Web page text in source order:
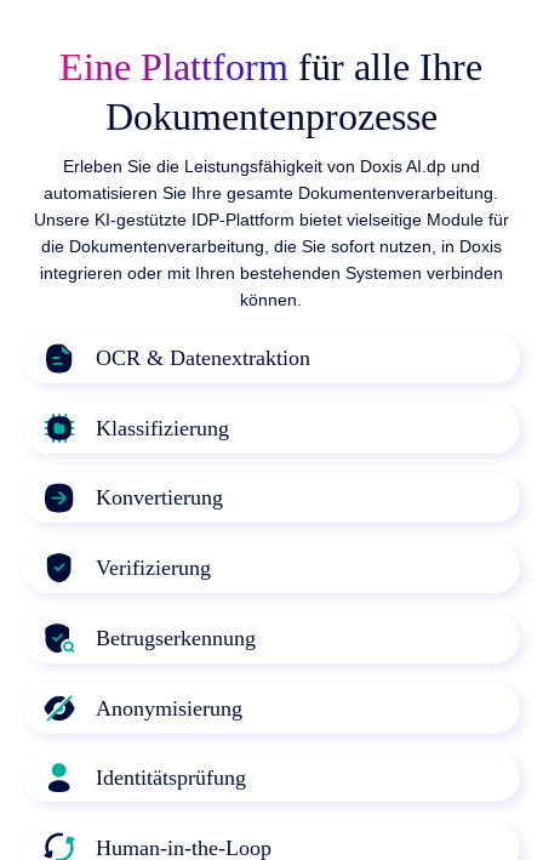
Eine Plattform für alle Ihre
Dokumentenprozesse
Erleben Sie die Leistungsfähigkeit von Doxis AI.dp und
automatisieren Sie Ihre gesamte Dokumentenverarbeitung.
Unsere KI-gestützte IDP-Plattform bietet vielseitige Module für
die Dokumentenverarbeitung, die Sie sofort nutzen, in Doxis
integrieren oder mit Ihren bestehenden Systemen verbinden
können.
OCR & Datenextraktion
Klassifizierung
Konvertierung
Verifizierung
Betrugserkennung
Anonymisierung
Identitätsprüfung
Human-in-the-Loop